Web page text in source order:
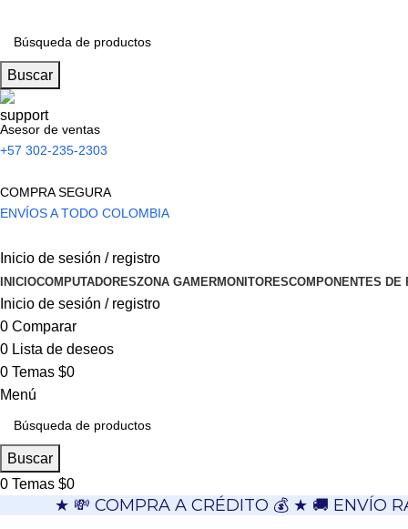
Buscar
Asesor de ventas
+57 302-235-2303
COMPRA SEGURA
ENVÍOS A TODO COLOMBIA
Inicio de sesión / registro
INICIOCOMPUTADORESZONA GAMERMONITORESCOMPONENTES DE
Inicio de sesión / registro
0 Comparar
0 Lista de deseos
0 Temas $0
Menú
Buscar
0 Temas $0
★ 💸 COMPRA A CRÉDITO 💰 ★ 🚚 ENVÍO